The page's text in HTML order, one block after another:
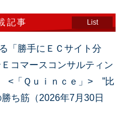
記事 List
「勝手にＥＣサイト分
コマースコンサルティン
「Ｑｕｉｎｃｅ」> ”比
ち筋（2026年7月30日